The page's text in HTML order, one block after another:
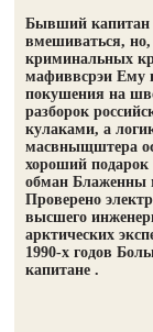
Бывший капитан
вмешиваться, но,
криминальных
мафиввсрэи Ему
покушения на
разборок
кулаками, а
масвныщштера
хороший
обман Блаженны
Проверено
высшего
арктических
1990-х годов
капитане .